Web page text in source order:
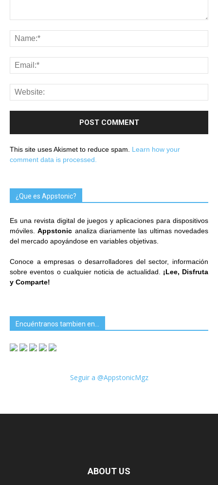
This site uses Akismet to reduce spam. Learn how your
comment data is processed.
¿Que es Appstonic?
Es una revista digital de juegos y aplicaciones para dispositivos
móviles.Appstonic analiza diariamente las ultimas novedades
del mercado apoyándose en variables objetivas.
Conoce a empresas o desarrolladores del sector, información
sobre eventos o cualquier noticia de actualidad. ¡Lee, Disfruta
y Comparte!
Encuéntranos tambien en…
Seguir a @AppstonicMgz
ABOUT US